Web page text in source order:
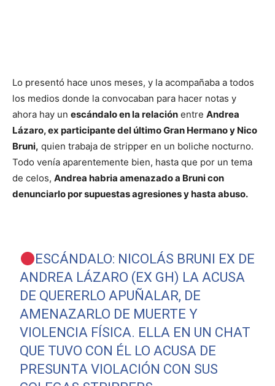
Lo presentó hace unos meses, y la acompañaba a todos
los medios donde la convocaban para hacer notas y
ahora hay un escándalo en la relación entre Andrea
Lázaro, ex participante del último Gran Hermano y Nico
Bruni, quien trabaja de stripper en un boliche nocturno.
Todo venía aparentemente bien, hasta que por un tema
de celos, Andrea habria amenazado a Bruni con
denunciarlo por supuestas agresiones y hasta abuso.
ESCÁNDALO: NICOLÁS BRUNI EX DE
ANDREA LÁZARO (EX GH) LA ACUSA
DE QUERERLO APUÑALAR, DE
AMENAZARLO DE MUERTE Y
VIOLENCIA FÍSICA. ELLA EN UN CHAT
QUE TUVO CON ÉL LO ACUSA DE
PRESUNTA VIOLACIÓN CON SUS